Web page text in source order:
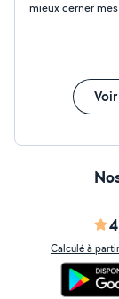
photo,
rapport de
vœux,
Canva ·
mieux cerner
Calculé à